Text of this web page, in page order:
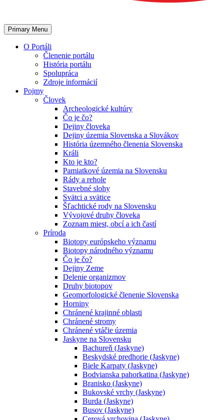
Primary Menu
O Portáli
Členenie portálu
História portálu
Spolupráca
Zdroje informácií
Pojmy
Človek
Archeologické kultúry
Čo je čo?
Dejiny človeka
Dejiny územia Slovenska a Slovákov
História územného členenia Slovenska
Králi
Kto je kto?
Pamiatkové územia na Slovensku
Rády a rehole
Stavebné slohy
Svätci a svätice
Šľachtické rody na Slovensku
Vývojové druhy človeka
Zoznam miest, obcí a ich častí
Príroda
Biotopy európskeho významu
Biotopy národného významu
Čo je čo?
Dejiny Zeme
Delenie organizmov
Druhy biotopov
Geomorfologické členenie Slovenska
Horniny
Chránené krajinné oblasti
Chránené stromy
Chránené vtáčie územia
Jaskyne na Slovensku
Bachureň (Jaskyne)
Beskydské predhorie (Jaskyne)
Biele Karpaty (Jaskyne)
Bodvianska pahorkatina (Jaskyne)
Branisko (Jaskyne)
Bukovské vrchy (Jaskyne)
Burda (Jaskyne)
Busov (Jaskyne)